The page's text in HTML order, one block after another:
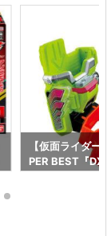
【仮面ライダ
PER BEST『